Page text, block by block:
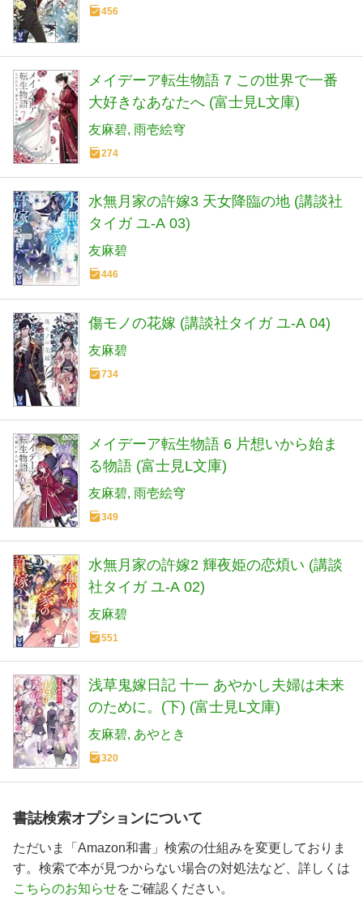
456
メイデーア転生物語 7 この世界で一番
大好きなあなたへ (富士見L文庫)
友麻碧 雨壱絵穹
274
水無月家の許嫁3 天女降臨の地 (講談社
タイガ ユ-A 03)
友麻碧
446
傷モノの花嫁 (講談社タイガ ユ-A 04)
友麻碧
734
メイデーア転生物語 6 片想いから始ま
る物語 (富士見L文庫)
友麻碧 雨壱絵穹
349
水無月家の許嫁2 輝夜姫の恋煩い (講談
社タイガ ユ-A 02)
友麻碧
551
浅草鬼嫁日記 十一 あやかし夫婦は未来
のために。(下) (富士見L文庫)
友麻碧 あやとき
320
書誌検索オプションについて
ただいま「Amazon和書」検索の仕組みを変更しておりま
す。検索で本が見つからない場合の対処法など、詳しくは
こちらのお知らせをご確認ください。